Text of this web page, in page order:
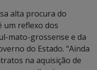
alta procura do
um reflexo dos
mato-grossense e da
do Estado. “Ainda
na aquisição de